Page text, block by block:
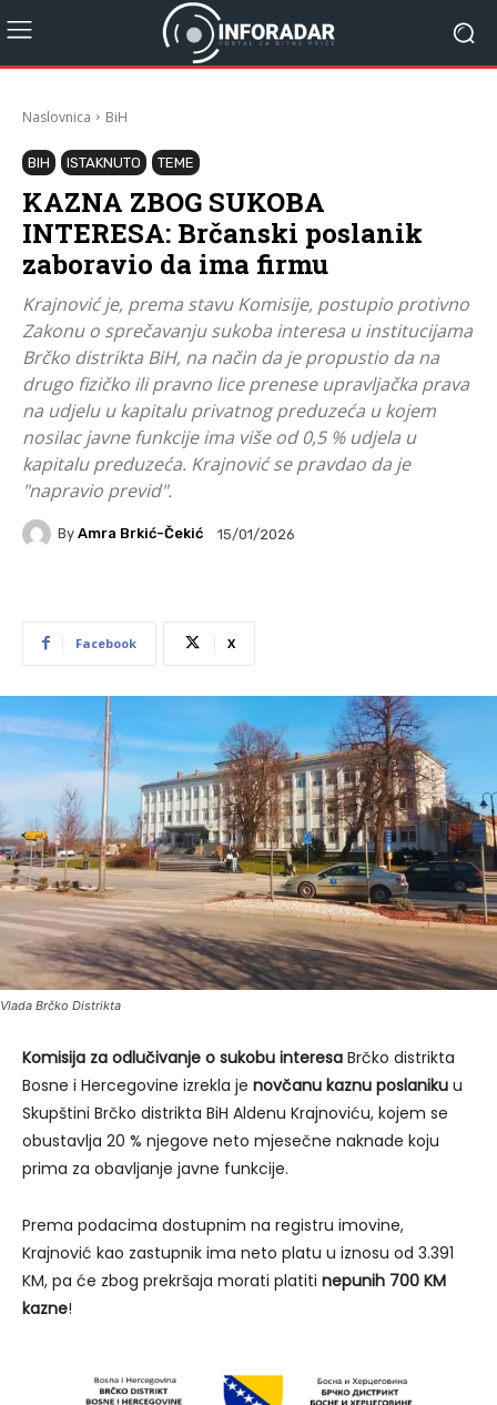
Naslovnica BiH
BIH ISTAKNUTO TEME
KAZNA ZBOG SUKOBA
INTERESA: Brčanski poslanik
zaboravio da ima firmu
Krajnović je, prema stavu Komisije, postupio protivno
Zakonu o sprečavanju sukoba interesa u institucijama
Brčko distrikta BiH, na način da je propustio da na
drugo fizičko ili pravno lice prenese upravljačka prava
na udjelu u kapitalu privatnog preduzeća u kojem
nosilac javne funkcije ima više od 0,5 % udjela u
kapitalu preduzeća. Krajnović se pravdao da je
"napravio previd".
By Amra Brkić-Čekić 15/01/2026
Facebook X
Vlada Brčko Distrikta
Komisija za odlučivanje o sukobu interesa Brčko distrikta
Bosne i Hercegovine izrekla je novčanu kaznu poslaniku u
Skupštini Brčko distrikta BiH Aldenu Krajnoviću, kojem se
obustavlja 20 % njegove neto mjesečne naknade koju
prima za obavljanje javne funkcije.
Prema podacima dostupnim na registru imovine,
Krajnović kao zastupnik ima neto platu u iznosu od 3.391
KM, pa će zbog prekršaja morati platiti nepunih 700 KM
kazne!